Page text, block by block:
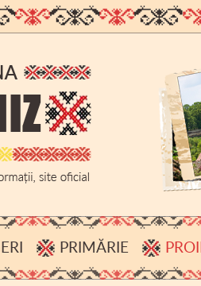
VERBALE, INFORMĂRI
PRIMĂRIE
ADMINISTRAȚIE